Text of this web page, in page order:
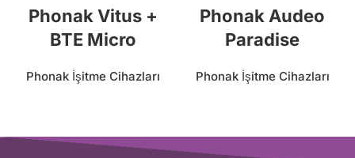
Phonak Vitus +
BTE Micro
Phonak İşitme Cihazları
Phonak Audeo
Paradise
Phonak İşitme Cihazları